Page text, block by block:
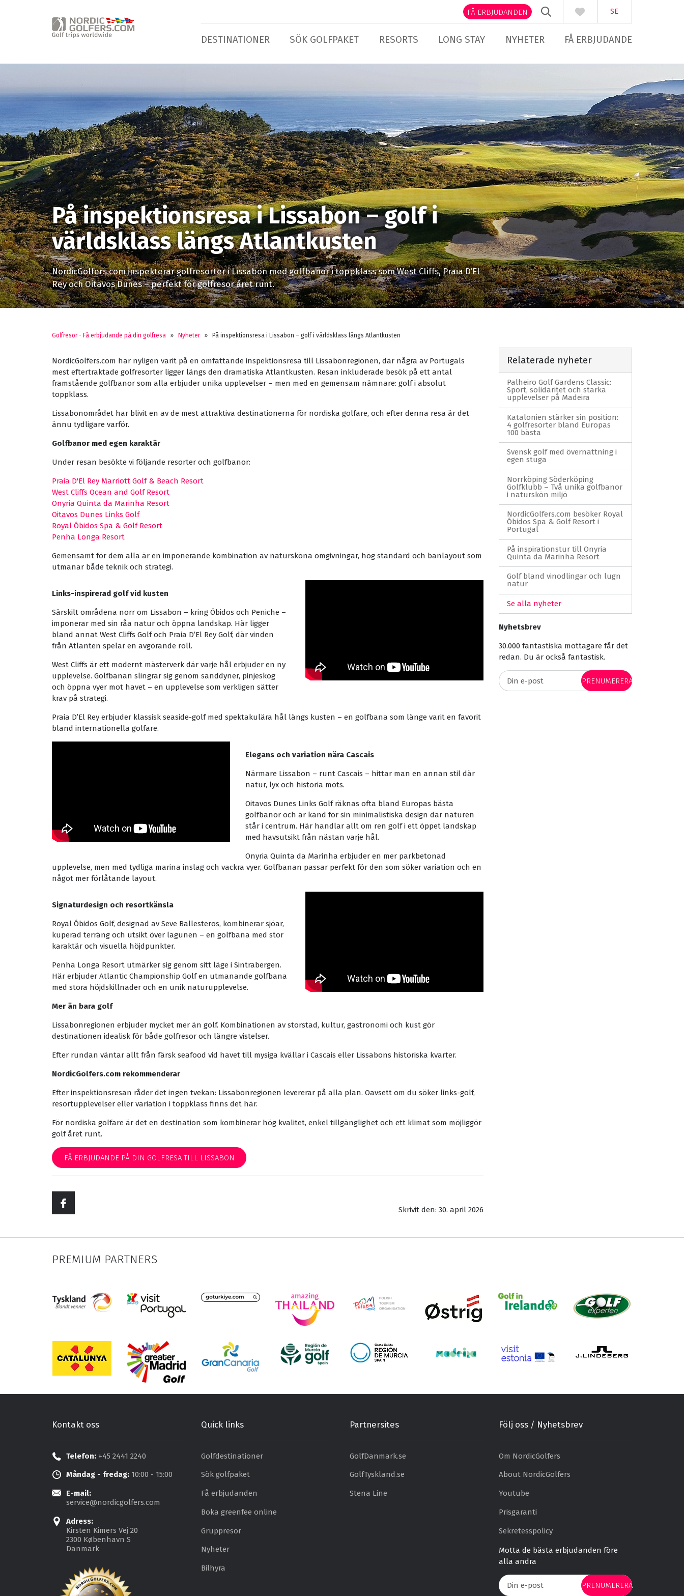
SE
FÅ ERBJUDANDEN
DESTINATIONER SÖK GOLFPAKET RESORTS LONG STAY NYHETER FÅ ERBJUDANDE
På inspektionsresa i Lissabon – golf i
världsklass längs Atlantkusten
NordicGolfers.com inspekterar golfresorter i Lissabon med golfbanor i toppklass som West Cliffs, Praia D’El
Rey och Oitavos Dunes – perfekt för golfresor året runt.
Golfresor - Få erbjudande på din golfresa » Nyheter » På inspektionsresa i Lissabon – golf i världsklass längs Atlantkusten
NordicGolfers.com har nyligen varit på en omfattande inspektionsresa till Lissabonregionen, där några av Portugals
mest eftertraktade golfresorter ligger längs den dramatiska Atlantkusten. Resan inkluderade besök på ett antal
framstående golfbanor som alla erbjuder unika upplevelser – men med en gemensam nämnare: golf i absolut
toppklass.
Lissabonområdet har blivit en av de mest attraktiva destinationerna för nordiska golfare, och efter denna resa är det
ännu tydligare varför.
Golfbanor med egen karaktär
Under resan besökte vi följande resorter och golfbanor:
Praia D'El Rey Marriott Golf & Beach Resort
West Cliffs Ocean and Golf Resort
Onyria Quinta da Marinha Resort
Oitavos Dunes Links Golf
Royal Óbidos Spa & Golf Resort
Penha Longa Resort
Gemensamt för dem alla är en imponerande kombination av natursköna omgivningar, hög standard och banlayout som
utmanar både teknik och strategi.
Links-inspirerad golf vid kusten
Särskilt områdena norr om Lissabon – kring Óbidos och Peniche –
imponerar med sin råa natur och öppna landskap. Här ligger
bland annat West Cliffs Golf och Praia D’El Rey Golf, där vinden
från Atlanten spelar en avgörande roll.
West Cliffs är ett modernt mästerverk där varje hål erbjuder en ny
upplevelse. Golfbanan slingrar sig genom sanddyner, pinjeskog
och öppna vyer mot havet – en upplevelse som verkligen sätter
krav på strategi.
Praia D’El Rey erbjuder klassisk seaside-golf med spektakulära hål längs kusten – en golfbana som länge varit en favorit
bland internationella golfare.
Elegans och variation nära Cascais
Närmare Lissabon – runt Cascais – hittar man en annan stil där
natur, lyx och historia möts.
Oitavos Dunes Links Golf räknas ofta bland Europas bästa
golfbanor och är känd för sin minimalistiska design där naturen
står i centrum. Här handlar allt om ren golf i ett öppet landskap
med havsutsikt från nästan varje hål.
Onyria Quinta da Marinha erbjuder en mer parkbetonad
upplevelse, men med tydliga marina inslag och vackra vyer. Golfbanan passar perfekt för den som söker variation och en
något mer förlåtande layout.
Signaturdesign och resortkänsla
Royal Óbidos Golf, designad av Seve Ballesteros, kombinerar sjöar,
kuperad terräng och utsikt över lagunen – en golfbana med stor
karaktär och visuella höjdpunkter.
Penha Longa Resort utmärker sig genom sitt läge i Sintrabergen.
Här erbjuder Atlantic Championship Golf en utmanande golfbana
med stora höjdskillnader och en unik naturupplevelse.
Mer än bara golf
Lissabonregionen erbjuder mycket mer än golf. Kombinationen av storstad, kultur, gastronomi och kust gör
destinationen idealisk för både golfresor och längre vistelser.
Efter rundan väntar allt från färsk seafood vid havet till mysiga kvällar i Cascais eller Lissabons historiska kvarter.
NordicGolfers.com rekommenderar
Efter inspektionsresan råder det ingen tvekan: Lissabonregionen levererar på alla plan. Oavsett om du söker links-golf,
resortupplevelser eller variation i toppklass finns det här.
För nordiska golfare är det en destination som kombinerar hög kvalitet, enkel tillgänglighet och ett klimat som möjliggör
golf året runt.
FÅ ERBJUDANDE PÅ DIN GOLFRESA TILL LISSABON
Skrivit den: 30. april 2026
Relaterade nyheter
Palheiro Golf Gardens Classic:
Sport, solidaritet och starka
upplevelser på Madeira
Katalonien stärker sin position:
4 golfresorter bland Europas
100 bästa
Svensk golf med övernattning i
egen stuga
Norrköping Söderköping
Golfklubb – Två unika golfbanor
i naturskön miljö
NordicGolfers.com besöker Royal
Óbidos Spa & Golf Resort i
Portugal
På inspirationstur till Onyria
Quinta da Marinha Resort
Golf bland vinodlingar och lugn
natur
Se alla nyheter
Nyhetsbrev
30.000 fantastiska mottagare får det
redan. Du är också fantastisk.
PRENUMERERA
PREMIUM PARTNERS
Kontakt oss
Telefon: +45 2441 2240
Måndag - fredag: 10:00 - 15:00
E-mail:
service@nordicgolfers.com
Adress:
Kirsten Kimers Vej 20
2300 København S
Danmark
Quick links
Golfdestinationer
Sök golfpaket
Få erbjudanden
Boka greenfee online
Gruppresor
Nyheter
Bilhyra
Partnersites
GolfDanmark.se
GolfTyskland.se
Stena Line
Följ oss / Nyhetsbrev
Om NordicGolfers
About NordicGolfers
Youtube
Prisgaranti
Sekretesspolicy
Motta de bästa erbjudanden före
alla andra
PRENUMERERA